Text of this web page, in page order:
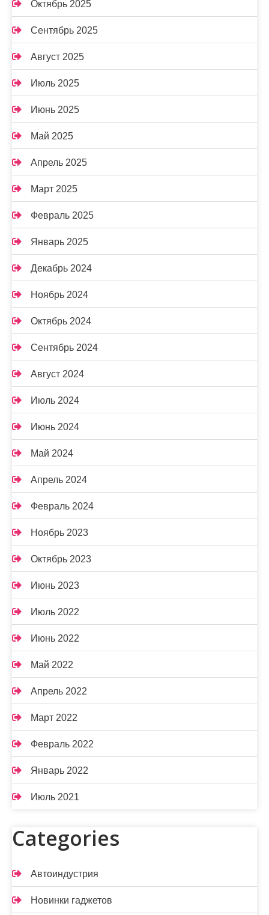
Октябрь 2025
Сентябрь 2025
Август 2025
Июль 2025
Июнь 2025
Май 2025
Апрель 2025
Март 2025
Февраль 2025
Январь 2025
Декабрь 2024
Ноябрь 2024
Октябрь 2024
Сентябрь 2024
Август 2024
Июль 2024
Июнь 2024
Май 2024
Апрель 2024
Февраль 2024
Ноябрь 2023
Октябрь 2023
Июнь 2023
Июль 2022
Июнь 2022
Май 2022
Апрель 2022
Март 2022
Февраль 2022
Январь 2022
Июль 2021
Categories
Автоиндустрия
Новинки гаджетов